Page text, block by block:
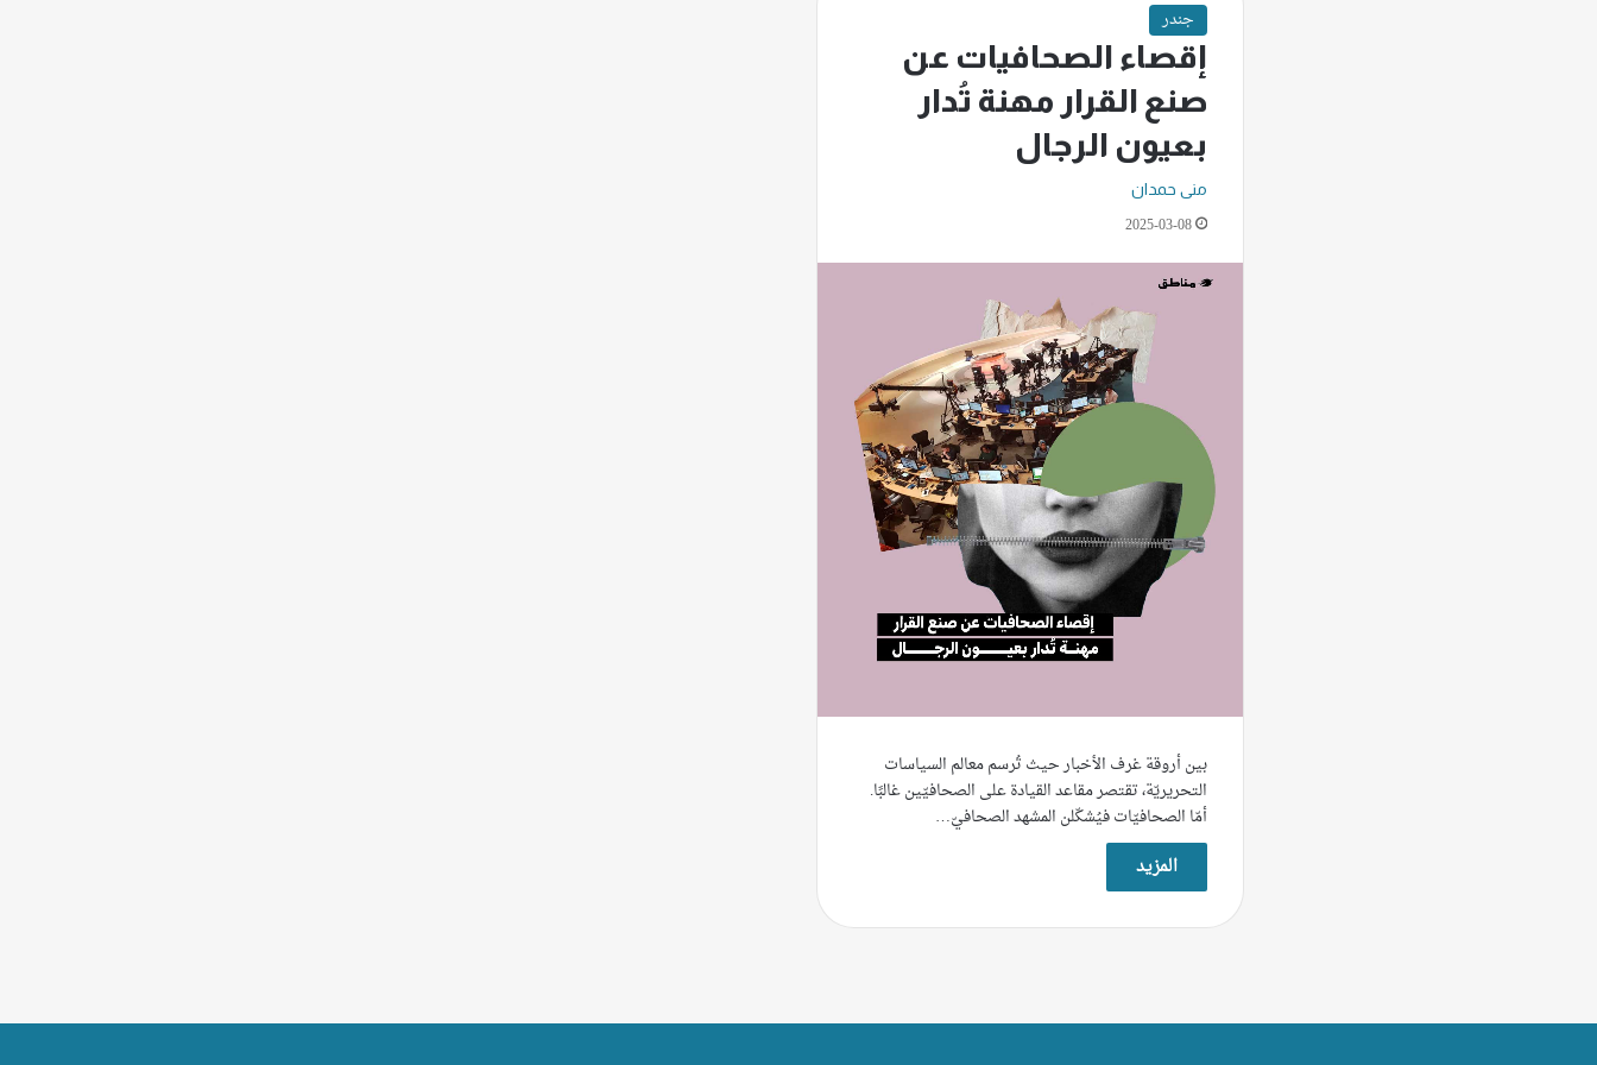
جندر
إقصاء الصحافيات عن
صنع القرار مهنة تُدار
بعيون الرجال
منى حمدان
2025-03-08
بين أروقة غرف الأخبار حيث تُرسم معالم السياسات
التحريريّة، تقتصر مقاعد القيادة على الصحافيّين غالبًا.
أمّا الصحافيّات فيُشكّلن المشهد الصحافيّ…
المزيد